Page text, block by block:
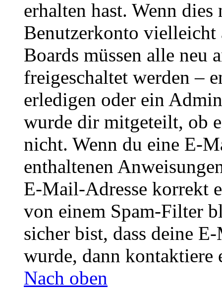
erhalten hast. Wenn
Benutzerkonto
Boards müssen alle neu
freigeschaltet werden –
erledigen oder ein
wurde dir mitgeteilt, ob
nicht. Wenn du eine E-
enthaltenen
E-Mail-Adresse korrekt
von einem Spam-Filter
sicher bist, dass deine
wurde, dann kontaktiere
Nach oben